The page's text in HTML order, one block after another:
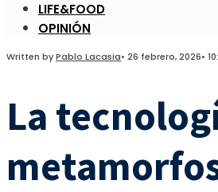
LIFE&FOOD
OPINIÓN
Written byPablo Lacasia• 26 febrero, 2026•
La